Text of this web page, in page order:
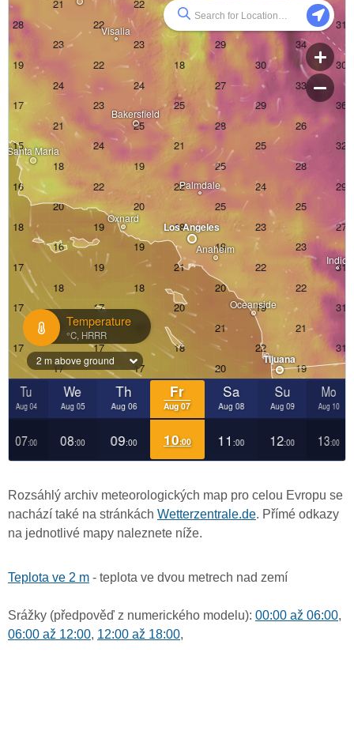
Rozsáhlý archiv meteorologických map pro celou Evropu se
nachází také na stránkách Wetterzentrale.de. Přímé odkazy
na jednotlivé mapy naleznete níže.
Teplota ve 2 m - teplota ve dvou metrech nad zemí
Srážky (předpověď z numerického modelu): 00:00 až 06:00,
06:00 až 12:00, 12:00 až 18:00,